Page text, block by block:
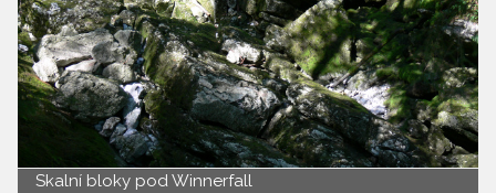
Skalní bloky pod Winnerfall